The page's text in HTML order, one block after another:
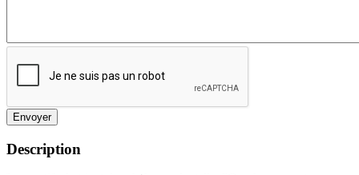
Envoyer
Description